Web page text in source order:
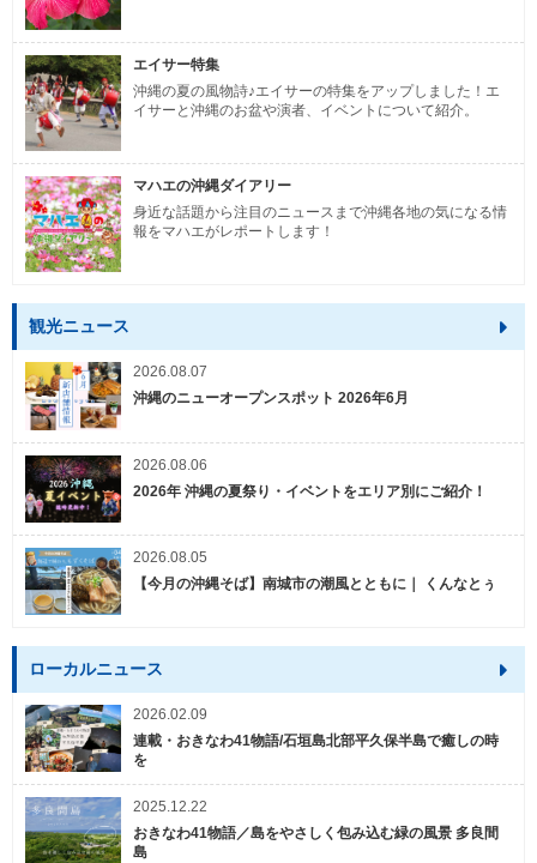
エイサー特集
沖縄の夏の風物詩♪エイサーの特集をアップしました！エ
イサーと沖縄のお盆や演者、イベントについて紹介。
マハエの沖縄ダイアリー
身近な話題から注目のニュースまで沖縄各地の気になる情
報をマハエがレポートします！
観光ニュース
2026.08.07
沖縄のニューオープンスポット 2026年6月
2026.08.06
2026年 沖縄の夏祭り・イベントをエリア別にご紹介！
2026.08.05
【今月の沖縄そば】南城市の潮風とともに｜ くんなとぅ
ローカルニュース
2026.02.09
連載・おきなわ41物語/石垣島北部平久保半島で癒しの時
を
2025.12.22
おきなわ41物語／島をやさしく包み込む緑の風景 多良間
島